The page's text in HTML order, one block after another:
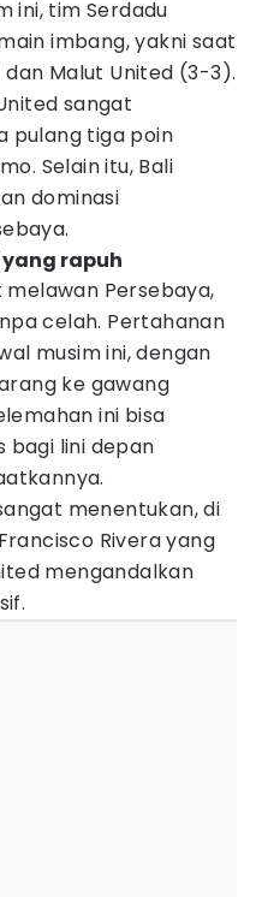
ini, tim Serdadu
imbang, yakni saat
dan Malut United (3-3).
sangat
pulang tiga poin
Selain itu, Bali
dominasi
rapuh
Persebaya,
celah. Pertahanan
musim ini, dengan
ke gawang
ini bisa
bagi lini depan
menentukan, di
Rivera yang
mengandalkan